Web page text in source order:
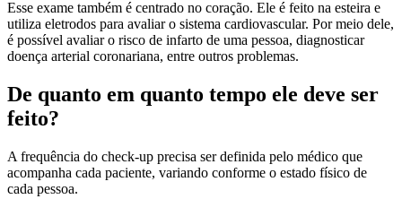
Esse exame também é centrado no coração. Ele é feito na esteira e
utiliza eletrodos para avaliar o sistema cardiovascular. Por meio dele,
é possível avaliar o risco de infarto de uma pessoa, diagnosticar
doença arterial coronariana, entre outros problemas.
De quanto em quanto tempo ele deve ser
feito?
A frequência do check-up precisa ser definida pelo médico que
acompanha cada paciente, variando conforme o estado físico de
cada pessoa.